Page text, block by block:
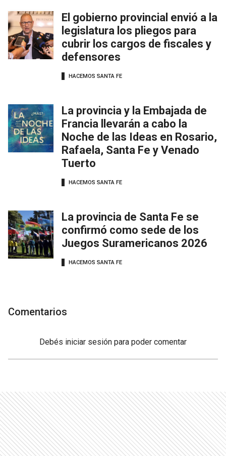
El gobierno provincial envió a la
legislatura los pliegos para
cubrir los cargos de fiscales y
defensores
HACEMOS SANTA FE
La provincia y la Embajada de
Francia llevarán a cabo la
Noche de las Ideas en Rosario,
Rafaela, Santa Fe y Venado
Tuerto
HACEMOS SANTA FE
La provincia de Santa Fe se
confirmó como sede de los
Juegos Suramericanos 2026
HACEMOS SANTA FE
Comentarios
Debés iniciar sesión para poder comentar